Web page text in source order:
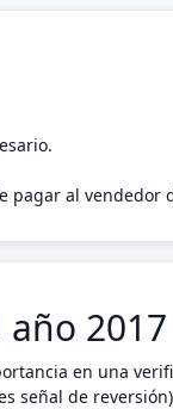
al vendedor
2017
en una
señal de